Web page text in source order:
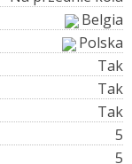
Belgia
Polska
Tak
Tak
Tak
5
5